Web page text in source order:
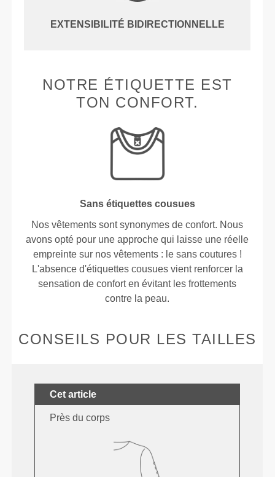
EXTENSIBILITÉ BIDIRECTIONNELLE
NOTRE ÉTIQUETTE EST
TON CONFORT.
Sans étiquettes cousues
Nos vêtements sont synonymes de confort. Nous
avons opté pour une approche qui laisse une réelle
empreinte sur nos vêtements : le sans coutures !
L'absence d'étiquettes cousues vient renforcer la
sensation de confort en évitant les frottements
contre la peau.
CONSEILS POUR LES TAILLES
Cet article
Près du corps